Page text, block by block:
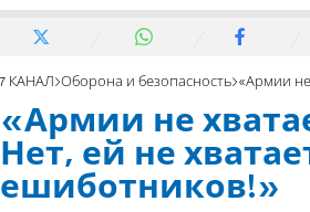
7 КАНАЛ Оборона и безопасность «Армии не хватает
«Армии не
Нет, ей не
ешиботников!»